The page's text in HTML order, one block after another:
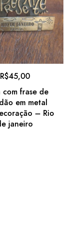
com frase de
em metal
– Rio
janeiro
R$45,00